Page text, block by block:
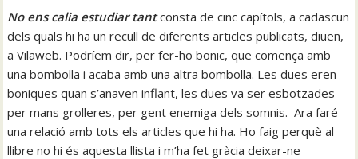
No ens calia estudiar tantconsta de cinc capítols, a cadascun
dels quals hi ha un recull de diferents articles publicats, diuen,
a Vilaweb. Podríem dir, per fer-ho bonic, que comença amb
una bombolla i acaba amb una altra bombolla. Les dues eren
boniques quan s’anaven inflant, les dues va ser esbotzades
per mans grolleres, per gent enemiga dels somnis. Ara faré
una relació amb tots els articles que hi ha. Ho faig perquè al
llibre no hi és aquesta llista i m’ha fet gràcia deixar-ne